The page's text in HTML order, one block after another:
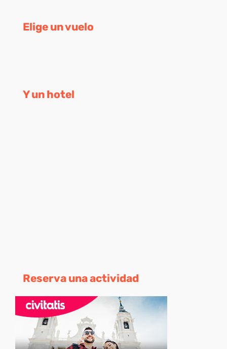
Elige un vuelo
Y un hotel
Reserva una actividad